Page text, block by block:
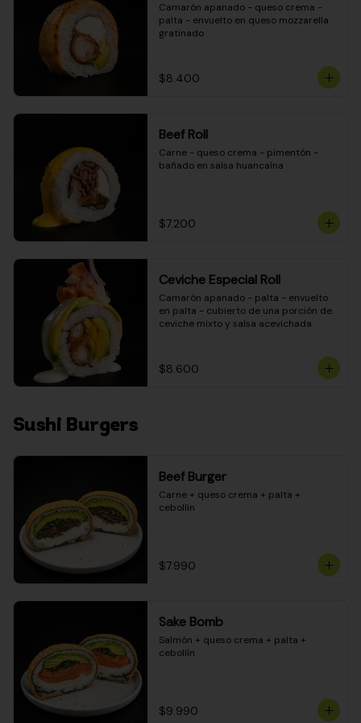
Camarón apanado - queso crema -
palta - envuelto en queso mozzarella
gratinado
$8.400
Beef Roll
Carne - queso crema - pimentón -
bañado en salsa huancaína
$7.200
Ceviche Especial Roll
Camarón apanado - palta - envuelto
en palta - cubierto de una porción de
ceviche mixto y salsa acevichada
$8.600
Sushi Burgers
Beef Burger
Carne + queso crema + palta +
cebollín
$7.990
Sake Bomb
Salmón + queso crema + palta +
cebollín
$9.990